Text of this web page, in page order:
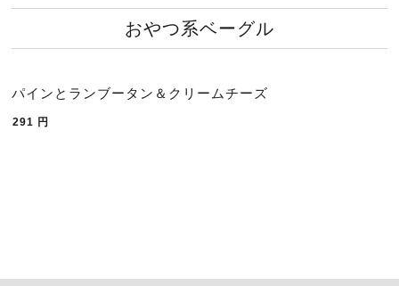
おやつ系ベーグル
パインとランブータン＆クリームチーズ
291 円